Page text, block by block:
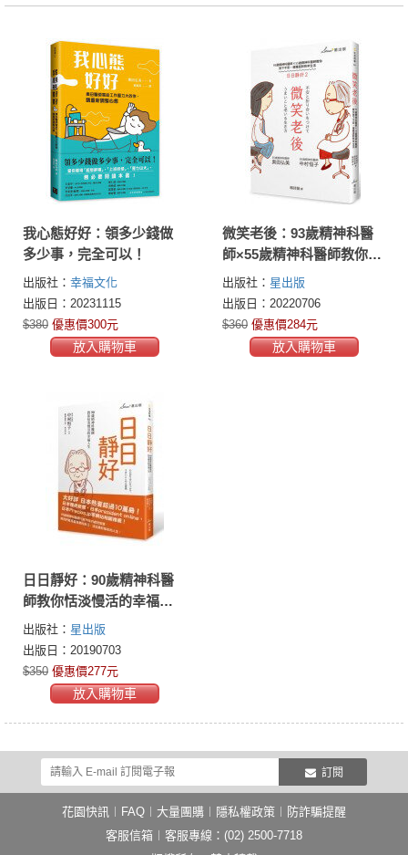
我心態好好：領多少錢做
多少事，完全可以！
出版社： 幸福文化
出版日：20231115
$380 優惠價300元
放入購物車
微笑老後：93歲精神科醫
師×55歲精神科醫師教你放
下不安，優雅面對熟年生
活（日日靜好2）
出版社： 星出版
出版日：20220706
$360 優惠價284元
放入購物車
日日靜好：90歲精神科醫
師教你恬淡慢活的幸福人
生
出版社： 星出版
出版日：20190703
$350 優惠價277元
放入購物車
訂閱
花園快訊 FAQ 大量團購 隱私權政策
防詐騙提醒
客服信箱 ︱客服專線：(02) 2500-7718